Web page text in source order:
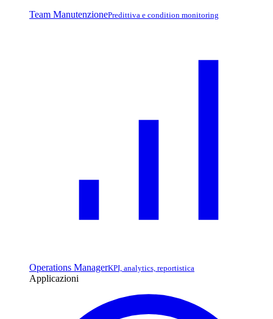
Team ManutenzionePredittiva e condition monitoring
Operations ManagerKPI, analytics, reportistica
Applicazioni